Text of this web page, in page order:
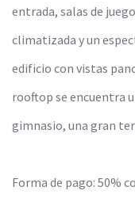
entrada, salas de
climatizada y un
edificio con vistas
rooftop se encuentra
gimnasio, una gran
Forma de pago: 50%